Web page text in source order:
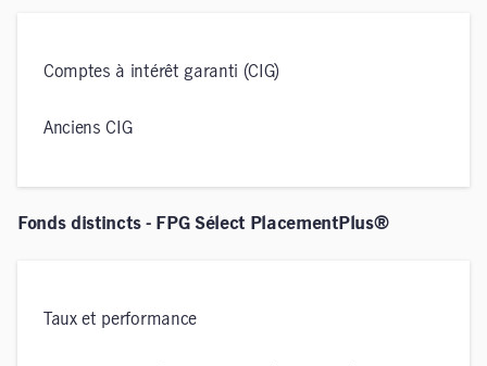
Comptes à intérêt garanti (CIG)
Anciens CIG
Fonds distincts - FPG Sélect PlacementPlus®
Taux et performance